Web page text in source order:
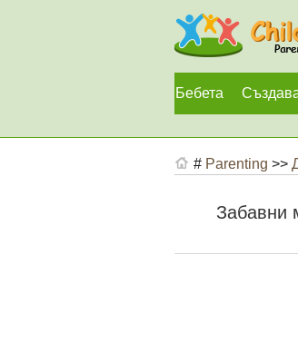
Бебета
# Parenting >>
Забавни